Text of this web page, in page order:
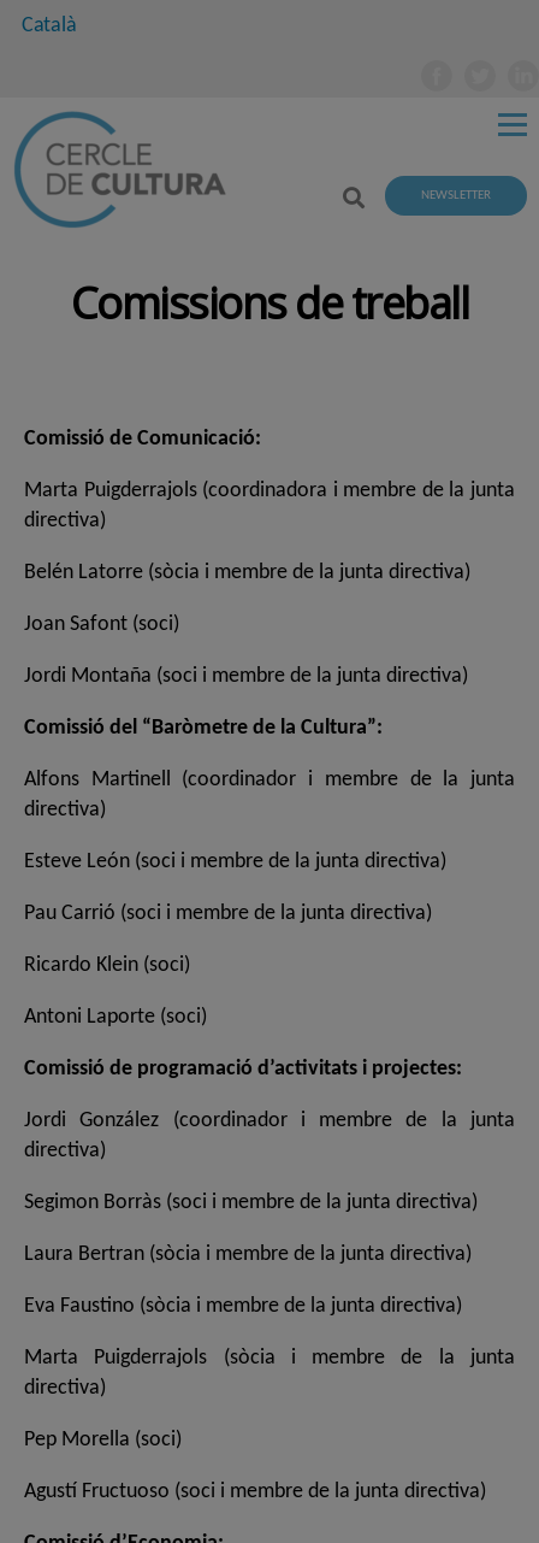
Català
NEWSLETTER
Comissions de treball
Comissió de Comunicació:
Marta Puigderrajols (coordinadora i membre de la junta
directiva)
Belén Latorre (sòcia i membre de la junta directiva)
Joan Safont (soci)
Jordi Montaña (soci i membre de la junta directiva)
Comissió del “Baròmetre de la Cultura”:
Alfons Martinell (coordinador i membre de la junta
directiva)
Esteve León (soci i membre de la junta directiva)
Pau Carrió (soci i membre de la junta directiva)
Ricardo Klein (soci)
Antoni Laporte (soci)
Comissió de programació d’activitats i projectes:
Jordi González (coordinador i membre de la junta
directiva)
Segimon Borràs (soci i membre de la junta directiva)
Laura Bertran (sòcia i membre de la junta directiva)
Eva Faustino (sòcia i membre de la junta directiva)
Marta Puigderrajols (sòcia i membre de la junta
directiva)
Pep Morella (soci)
Agustí Fructuoso (soci i membre de la junta directiva)